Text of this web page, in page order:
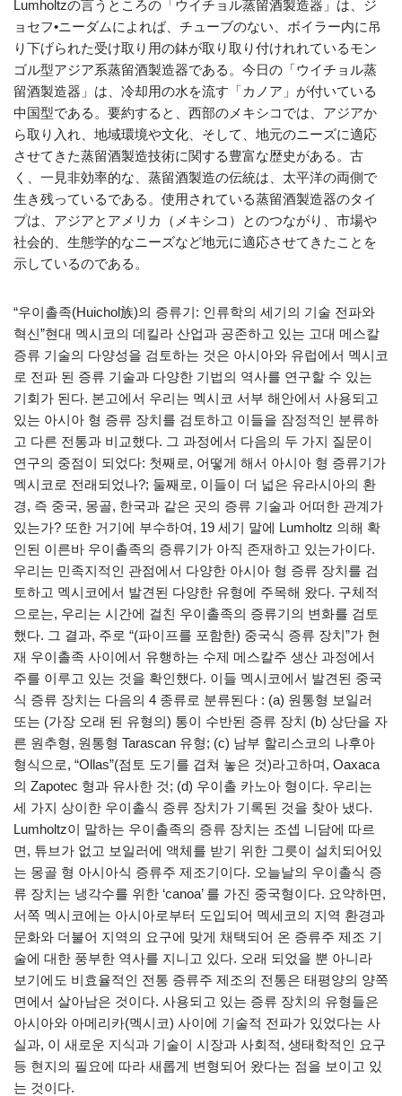
Lumholtzの言うところの「ウイチョル蒸留酒製造器」は、ジ
ョセフ•ニーダムによれば、チューブのない、ボイラー内に吊
り下げられた受け取り用の鉢が取り取り付けれれているモン
ゴル型アジア系蒸留酒製造器である。今日の「ウイチョル蒸
留酒製造器」は、冷却用の水を流す「カノア」が付いている
中国型である。要約すると、西部のメキシコでは、アジアか
ら取り入れ、地域環境や文化、そして、地元のニーズに適応
させてきた蒸留酒製造技術に関する豊富な歴史がある。古
く、一見非効率的な、蒸留酒製造の伝統は、太平洋の両側で
生き残っているである。使用されている蒸留酒製造器のタイ
プは、アジアとアメリカ（メキシコ）とのつながり、市場や
社会的、生態学的なニーズなど地元に適応させてきたことを
示しているのである。
“우이촐족(Huichol族)의 증류기: 인류학의 세기의 기술 전파와
혁신”현대 멕시코의 데킬라 산업과 공존하고 있는 고대 메스칼
증류 기술의 다양성을 검토하는 것은 아시아와 유럽에서 멕시코
로 전파 된 증류 기술과 다양한 기법의 역사를 연구할 수 있는
기회가 된다. 본고에서 우리는 멕시코 서부 해안에서 사용되고
있는 아시아 형 증류 장치를 검토하고 이들을 잠정적인 분류하
고 다른 전통과 비교했다. 그 과정에서 다음의 두 가지 질문이
연구의 중점이 되었다: 첫째로, 어떻게 해서 아시아 형 증류기가
멕시코로 전래되었나?; 둘째로, 이들이 더 넓은 유라시아의 환
경, 즉 중국, 몽골, 한국과 같은 곳의 증류 기술과 어떠한 관계가
있는가? 또한 거기에 부수하여, 19 세기 말에 Lumholtz 의해 확
인된 이른바 우이촐족의 증류기가 아직 존재하고 있는가이다.
우리는 민족지적인 관점에서 다양한 아시아 형 증류 장치를 검
토하고 멕시코에서 발견된 다양한 유형에 주목해 왔다. 구체적
으로는, 우리는 시간에 걸친 우이촐족의 증류기의 변화를 검토
했다. 그 결과, 주로 “(파이프를 포함한) 중국식 증류 장치”가 현
재 우이촐족 사이에서 유행하는 수제 메스칼주 생산 과정에서
주를 이루고 있는 것을 확인했다. 이들 멕시코에서 발견된 중국
식 증류 장치는 다음의 4 종류로 분류된다 : (a) 원통형 보일러
또는 (가장 오래 된 유형의) 통이 수반된 증류 장치 (b) 상단을 자
른 원추형, 원통형 Tarascan 유형; (c) 남부 할리스코의 나후아
형식으로, “Ollas”(점토 도기를 겹쳐 놓은 것)라고하며, Oaxaca
의 Zapotec 형과 유사한 것; (d) 우이촐 카노아 형이다. 우리는
세 가지 상이한 우이촐식 증류 장치가 기록된 것을 찾아 냈다.
Lumholtz이 말하는 우이촐족의 증류 장치는 조셉 니담에 따르
면, 튜브가 없고 보일러에 액체를 받기 위한 그릇이 설치되어있
는 몽골 형 아시아식 증류주 제조기이다. 오늘날의 우이촐식 증
류 장치는 냉각수를 위한 ‘canoa’ 를 가진 중국형이다. 요약하면,
서쪽 멕시코에는 아시아로부터 도입되어 멕세코의 지역 환경과
문화와 더불어 지역의 요구에 맞게 채택되어 온 증류주 제조 기
술에 대한 풍부한 역사를 지니고 있다. 오래 되었을 뿐 아니라
보기에도 비효율적인 전통 증류주 제조의 전통은 태평양의 양쪽
면에서 살아남은 것이다. 사용되고 있는 증류 장치의 유형들은
아시아와 아메리카(멕시코) 사이에 기술적 전파가 있었다는 사
실과, 이 새로운 지식과 기술이 시장과 사회적, 생태학적인 요구
등 현지의 필요에 따라 새롭게 변형되어 왔다는 점을 보이고 있
는 것이다.